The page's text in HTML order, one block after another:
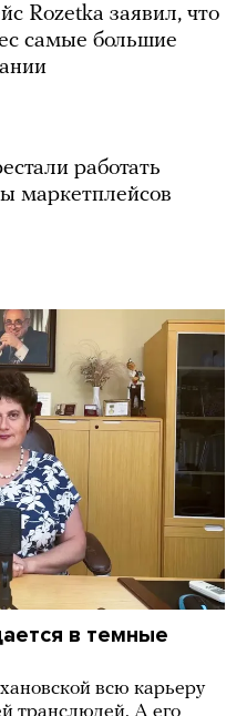
Rozetka заявил, что
самые большие
работать
маркетплейсов
в темные
всю карьеру
транслюдей. А его